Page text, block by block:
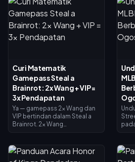
Curi Matematik
Gamepass Steal a
Brainrot: 2x Wang + VIP =
3x Pendapatan
Ya — gamepass 2x Wang dan
VIP bertindan dalam Steal a
Brainrot. 2x Wang
menambah ×1.5, dan ia darab
bersama untuk tepat 3x